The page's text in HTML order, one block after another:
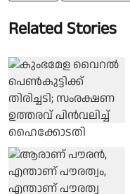
Related Stories